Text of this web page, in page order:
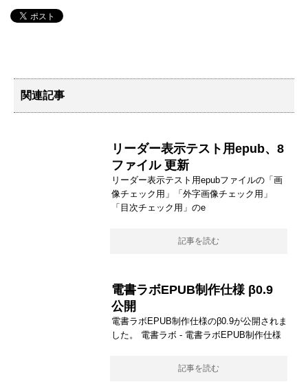
関連記事
リーダー表示テスト用epub、8
ファイル 更新
リーダー表示テスト用epubファイルの「画
像チェック用」「外字画像チェック用」
「目次チェック用」のe
記事を読む
電書ラボEPUB制作仕様 β0.9
公開
電書ラボEPUB制作仕様のβ0.9が公開されま
した。 電書ラボ - 電書ラボEPUB制作仕様
記事を読む